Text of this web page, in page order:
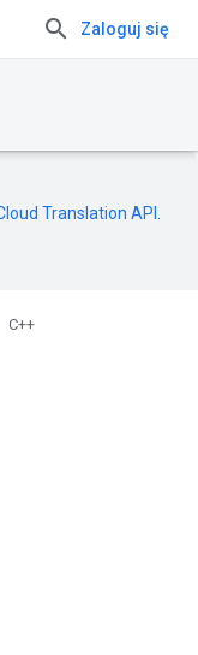
Zaloguj się
Translation API
C++